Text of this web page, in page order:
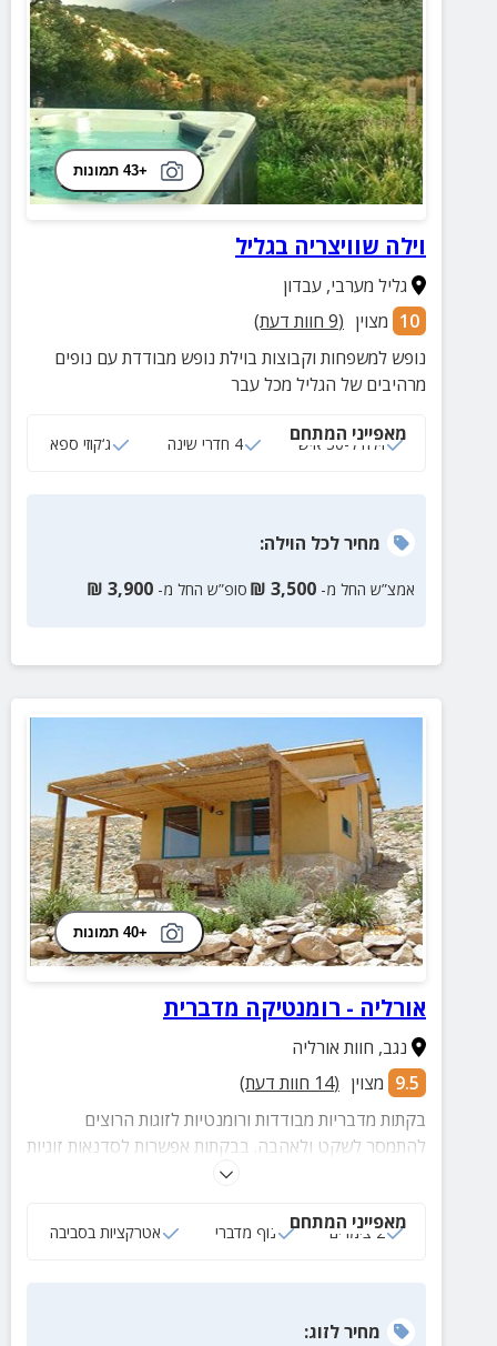
+43 תמונות
וילה שוויצריה בגליל
גליל מערבי,עבדון
10 מצוין (
9 חוות דעת)
נופש למשפחות וקבוצות בוילת נופש מבודדת עם נופים
מרהיבים של הגליל מכל עבר
מאפייני המתחם
וילה ל-30 איש 4 חדרי שינה ג‘קוזי ספא
מחירלכל הוילה:
אמצ”ש החל מ- 3,500
₪ סופ”ש החל מ- 3,900
₪
+40 תמונות
אורליה - רומנטיקה מדברית
נגב, חוות אורליה
9.5 מצוין (
14 חוות דעת)
בקתות מדבריות מבודדות ורומנטיות לזוגות הרוצים
להתמסר לשקט ולאהבה. בבקתות אפשרות לסדנאות זוגיות
מאפייני המתחם
2 צימרים נוף מדברי אטרקציות בסביבה
מחירלזוג: